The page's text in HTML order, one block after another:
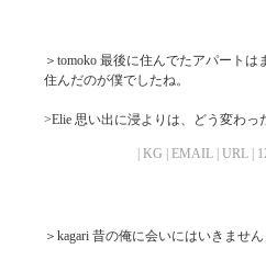
＞tomoko 最後に住んでたアパート
住んだのが僕でしたね。
>Elie 思い出に浸よりは、どう変わっ
| KG | EMAIL | URL |
＞kagari 昔の俺に会いにはいきませ